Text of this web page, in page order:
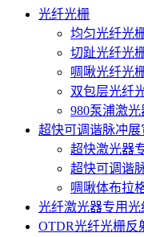
光纤光栅
均匀光纤光
切趾光纤光
啁啾光纤光
双包层光纤
980泵浦激
超快可调谐脉冲展
超快激光器
超快可调谐
啁啾体布拉
光纤激光器专用光
OTDR光纤光栅反